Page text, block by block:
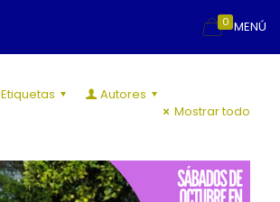
MENÚ
0
Etiquetas
Autores
Mostrar todo